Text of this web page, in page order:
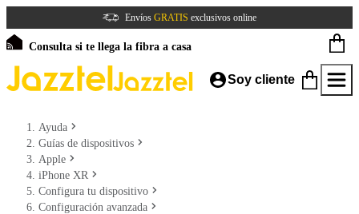
Envíos GRATIS exclusivos online
Consulta si te llega la fibra a casa
Soy cliente
Ayuda
Guías de dispositivos
Apple
iPhone XR
Configura tu dispositivo
Configuración avanzada